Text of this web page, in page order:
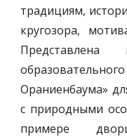
традициям,
кругозора,
Представлена
Ораниенбаума»
с природными
примере